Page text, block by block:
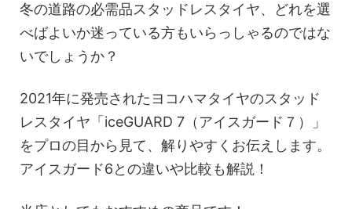
冬の道路の必需品スタッドレスタイヤ、どれを選
べばよいか迷っている方もいらっしゃるのではな
いでしょうか？
2021年に発売されたヨコハマタイヤのスタッド
レスタイヤ「iceGUARD 7（アイスガード７）」
をプロの目から見て、解りやすくお伝えします。
アイスガード6との違いや比較も解説！